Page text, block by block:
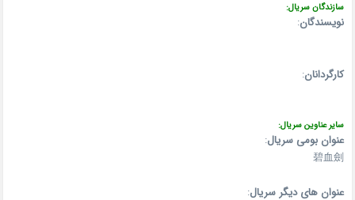
سازندگان سریال:
نویسندگان:
کارگردانان:
سایر عناوین سریال:
عنوان بومی سریال:
碧血劍
عنوان های دیگر سریال: